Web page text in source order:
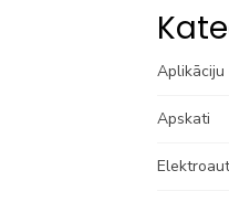
Aplikāciju
Apskati